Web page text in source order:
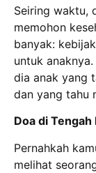
Seiring waktu,
memohon
banyak:
untuk
dia anak yang
dan yang tahu
Doa di
Pernahkah
melihat